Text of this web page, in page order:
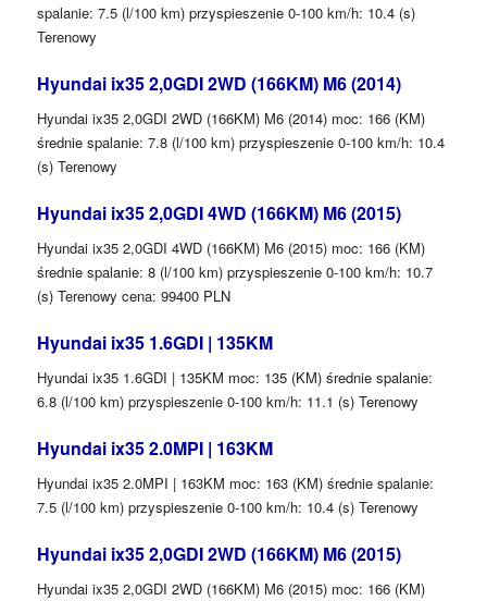
spalanie: 7.5 (l/100 km) przyspieszenie 0-100 km/h: 10.4 (s)
Terenowy
Hyundai ix35 2,0GDI 2WD (166KM) M6 (2014)
Hyundai ix35 2,0GDI 2WD (166KM) M6 (2014) moc: 166 (KM)
średnie spalanie: 7.8 (l/100 km) przyspieszenie 0-100 km/h: 10.4
(s) Terenowy
Hyundai ix35 2,0GDI 4WD (166KM) M6 (2015)
Hyundai ix35 2,0GDI 4WD (166KM) M6 (2015) moc: 166 (KM)
średnie spalanie: 8 (l/100 km) przyspieszenie 0-100 km/h: 10.7
(s) Terenowy cena: 99400 PLN
Hyundai ix35 1.6GDI | 135KM
Hyundai ix35 1.6GDI | 135KM moc: 135 (KM) średnie spalanie:
6.8 (l/100 km) przyspieszenie 0-100 km/h: 11.1 (s) Terenowy
Hyundai ix35 2.0MPI | 163KM
Hyundai ix35 2.0MPI | 163KM moc: 163 (KM) średnie spalanie:
7.5 (l/100 km) przyspieszenie 0-100 km/h: 10.4 (s) Terenowy
Hyundai ix35 2,0GDI 2WD (166KM) M6 (2015)
Hyundai ix35 2,0GDI 2WD (166KM) M6 (2015) moc: 166 (KM)